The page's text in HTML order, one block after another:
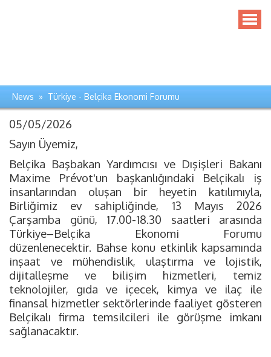
News » Türkiye - Belçika Ekonomi Forumu
05/05/2026
Sayın Üyemiz,
Belçika Başbakan Yardımcısı ve Dışişleri Bakanı
Maxime Prévot'un başkanlığındaki Belçikalı iş
insanlarından oluşan bir heyetin katılımıyla,
Birliğimiz ev sahipliğinde, 13 Mayıs 2026
Çarşamba günü, 17.00-18.30 saatleri arasında
Türkiye–Belçika Ekonomi Forumu
düzenlenecektir. Bahse konu etkinlik kapsamında
inşaat ve mühendislik, ulaştırma ve lojistik,
dijitalleşme ve bilişim hizmetleri, temiz
teknolojiler, gıda ve içecek, kimya ve ilaç ile
finansal hizmetler sektörlerinde faaliyet gösteren
Belçikalı firma temsilcileri ile görüşme imkanı
sağlanacaktır.